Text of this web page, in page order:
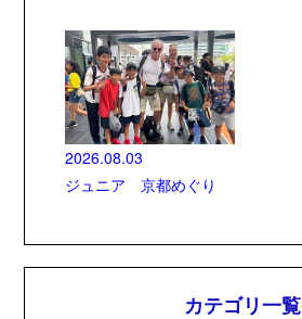
2026.08.03
ジュニア 京都めぐり
カテゴリ一覧